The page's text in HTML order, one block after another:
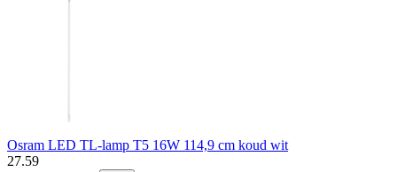
Osram LED TL-lamp T5 16W 114,9 cm koud wit
27.59